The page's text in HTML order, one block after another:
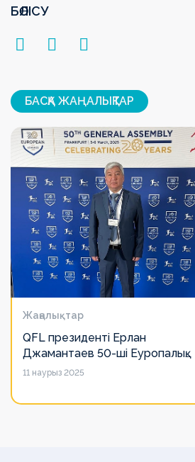
БӨЛІСУ
БАСҚА ЖАҢАЛЫҚТАР
Жаңалықтар
QFL президенті Ерлан
Джамантаев 50-ші Еуропалық
лигалар Бас ассамблеясына
11 наурыз 2025